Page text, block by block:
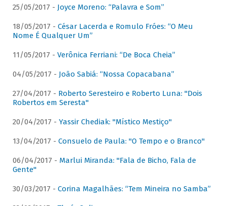
25/05/2017 - Joyce Moreno: “Palavra e Som”
18/05/2017 - César Lacerda e Romulo Fróes: “O Meu
Nome É Qualquer Um”
11/05/2017 - Verônica Ferriani: “De Boca Cheia”
04/05/2017 - João Sabiá: “Nossa Copacabana”
27/04/2017 - Roberto Seresteiro e Roberto Luna: "Dois
Robertos em Seresta"
20/04/2017 - Yassir Chediak: "Místico Mestiço"
13/04/2017 - Consuelo de Paula: "O Tempo e o Branco"
06/04/2017 - Marlui Miranda: "Fala de Bicho, Fala de
Gente"
30/03/2017 - Corina Magalhães: “Tem Mineira no Samba”